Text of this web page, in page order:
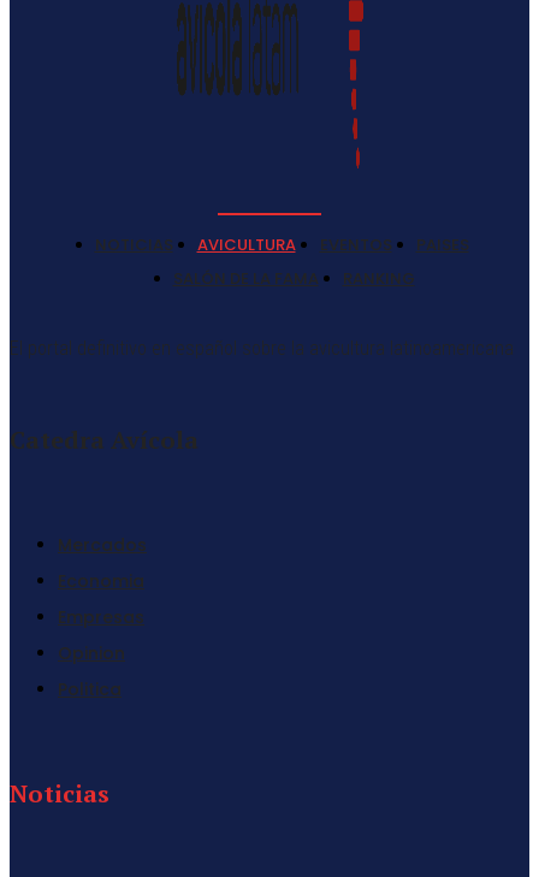
NOTICIAS AVICULTURA EVENTOS
PAISES
SALÓN DE LA FAMA
RANKING
El portal definitivo en español sobre la avicultura latinoamericana
Catedra Avícola
Mercados
Economia
Empresas
Opinion
Politica
Noticias